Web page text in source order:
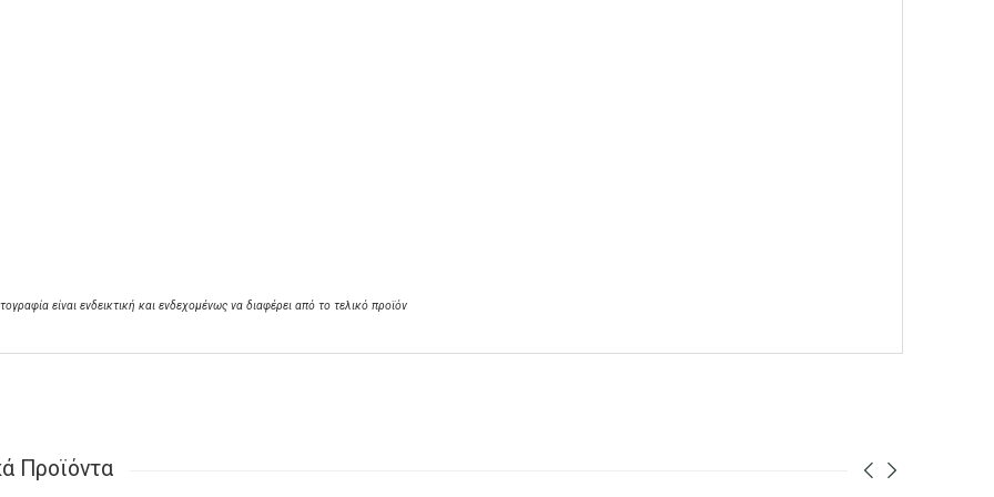
είναι ενδεικτική και ενδεχομένως να διαφέρει από το τελικό προϊόν
Προϊόντα